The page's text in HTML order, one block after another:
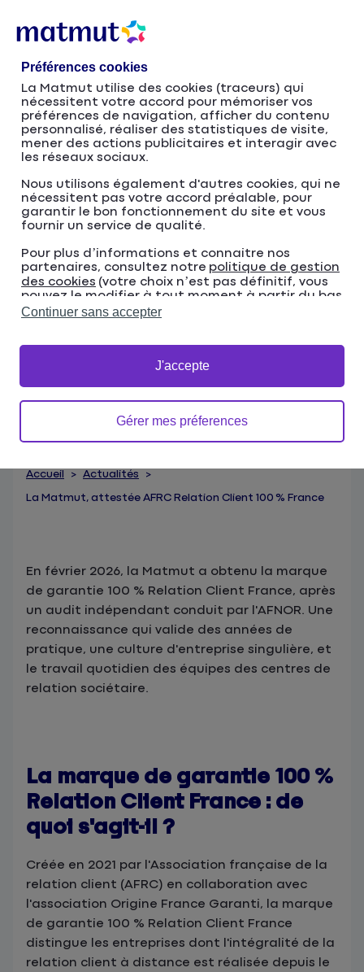
au
principal
navigation
La Matmut, attestée
AFRC Relation Client
100 % France
Accueil Actualités
La Matmut, attestée AFRC Relation Client 100 % France
En février 2026, la Matmut a obtenu la marque
de garantie 100 % Relation Client France, après
un audit indépendant conduit par l'AFNOR. Une
reconnaissance qui valide des années de
pratique, une culture d'entreprise singulière, et
le travail quotidien des équipes des centres de
relation sociétaire.
La marque de garantie 100 %
Relation Client France : de
quoi s'agit-il ?
Créée en 2021 par l'Association française de la
relation client (AFRC) en collaboration avec
l'association Origine France Garanti, la marque
de garantie 100 % Relation Client France
distingue les entreprises dont l'intégralité de la
relation client à distance est réalisée depuis le
Préférences cookies
La Matmut utilise des cookies (traceurs) qui
nécessitent votre accord pour mémoriser vos
préférences de navigation, afficher du contenu
personnalisé, réaliser des statistiques de visite,
mener des actions publicitaires et interagir avec
les réseaux sociaux.
Nous utilisons également d'autres cookies, qui ne
nécessitent pas votre accord préalable, pour
garantir le bon fonctionnement du site et vous
fournir un service de qualité.
Pour plus d’informations et connaitre nos
partenaires, consultez notre politique de gestion
des cookies (votre choix n’est pas définitif, vous
pouvez le modifier à tout moment à partir du bas
de page de notre site).
Continuer sans accepter
Gérer mes préferences
J'accepte